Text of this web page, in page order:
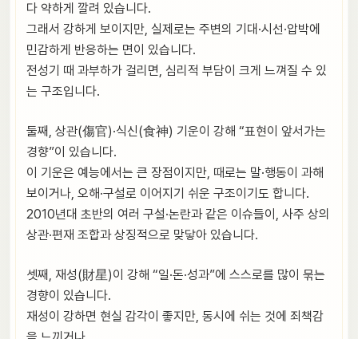
다 약하게 깔려 있습니다.
그래서 강하게 보이지만, 실제로는 주변의 기대·시선·압박에
민감하게 반응하는 면이 있습니다.
전성기 때 과부하가 걸리면, 심리적 부담이 크게 느껴질 수 있
는 구조입니다.
둘째, 상관(傷官)·식신(食神) 기운이 강해 “표현이 앞서가는
경향”이 있습니다.
이 기운은 예능에서는 큰 장점이지만, 때로는 말·행동이 과해
보이거나, 오해·구설로 이어지기 쉬운 구조이기도 합니다.
2010년대 초반의 여러 구설·논란과 같은 이슈들이, 사주 상의
상관·편재 조합과 상징적으로 맞닿아 있습니다.
셋째, 재성(財星)이 강해 “일·돈·성과”에 스스로를 많이 묶는
경향이 있습니다.
재성이 강하면 현실 감각이 좋지만, 동시에 쉬는 것에 죄책감